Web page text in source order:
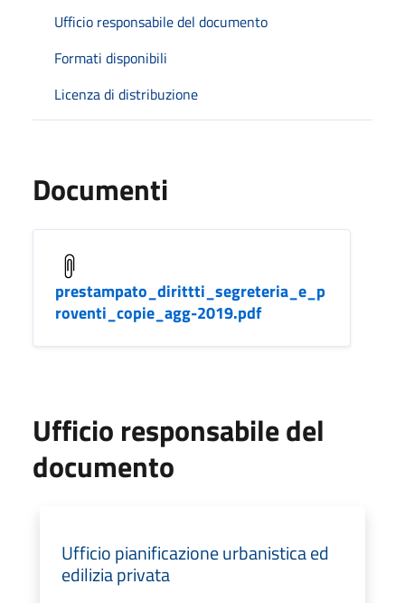
Ufficio responsabile del documento
Formati disponibili
Licenza di distribuzione
Documenti
prestampato_dirittti_segreteria_e_p
roventi_copie_agg-2019.pdf
Ufficio responsabile del
documento
Ufficio pianificazione urbanistica ed
edilizia privata